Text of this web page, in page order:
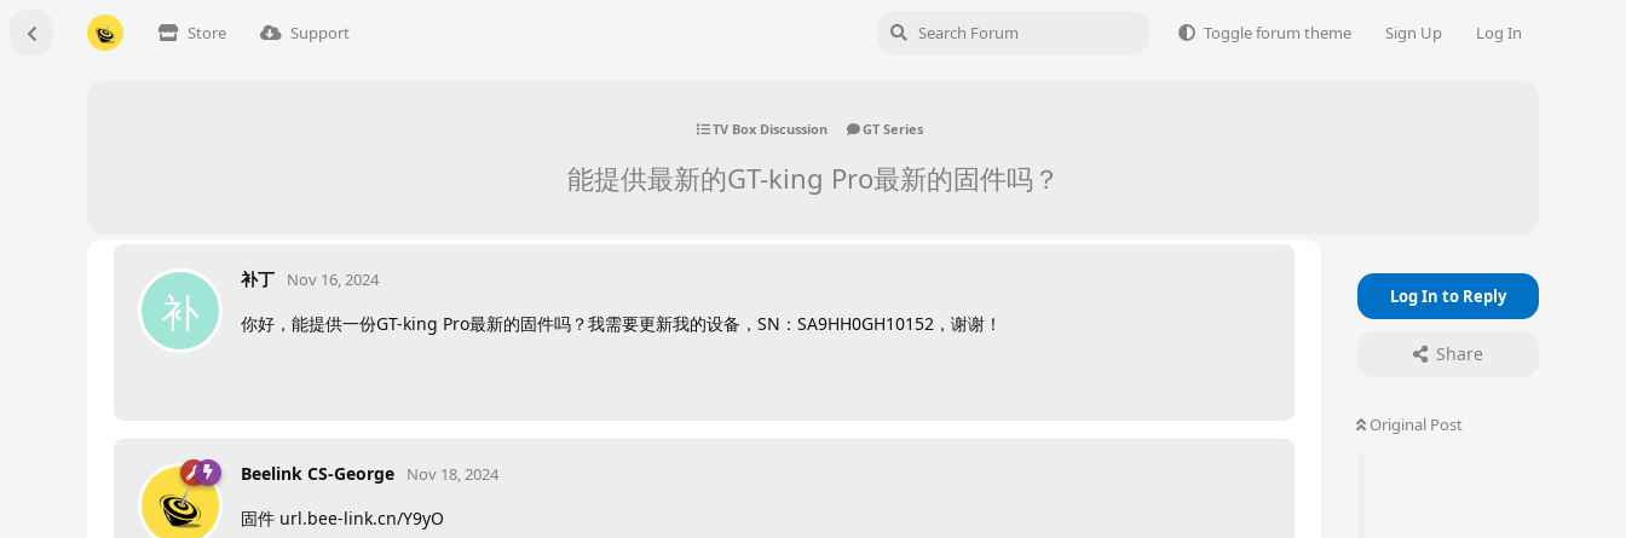
Store Support Toggle forum theme Sign Up Log In
TV Box Discussion GT Series
能提供最新的GT-king Pro最新的固件吗？
Log In to Reply
Share
Original Post
补
补丁 Nov 16, 2024
你好，能提供一份GT-king Pro最新的固件吗？我需要更新我的设备，SN：SA9HH0GH10152，谢谢！
Beelink CS-George Nov 18, 2024
固件 url.bee-link.cn/Y9yO